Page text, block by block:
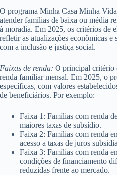
O programa Minha Casa Minha Vida
atender famílias de baixa ou média
à moradia. Em 2025, os critérios de
refletir as atualizações econômicas
com a inclusão e justiça social.
Faixas de renda: O principal critério
renda familiar mensal. Em 2025, o
específicas, com valores
de beneficiários. Por exemplo:
Faixa 1: Famílias com renda
maiores taxas de subsídio.
Faixa 2: Famílias com renda
acesso a taxas de juros
Faixa 3: Famílias com renda
condições de financiamento
reduzidas frente ao mercado.